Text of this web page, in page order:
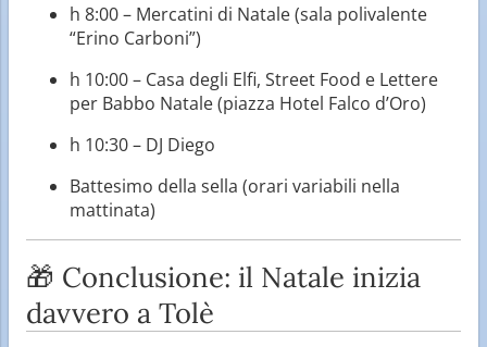
h 8:00 – Mercatini di Natale (sala polivalente
“Erino Carboni”)
h 10:00 – Casa degli Elfi, Street Food e Lettere
per Babbo Natale (piazza Hotel Falco d’Oro)
h 10:30 – DJ Diego
Battesimo della sella (orari variabili nella
mattinata)
🎁 Conclusione: il Natale inizia
davvero a Tolè